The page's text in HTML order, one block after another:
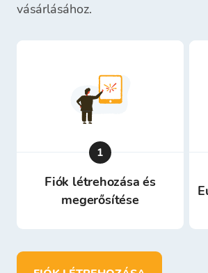
vásárlásához.
1
Fiók létrehozása és
megerősítése